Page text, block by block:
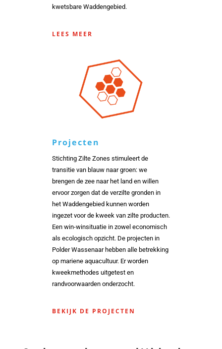
kwetsbare Waddengebied.
LEES MEER
Projecten
Stichting Zilte Zones stimuleert de
transitie van blauw naar groen: we
brengen de zee naar het land en willen
ervoor zorgen dat de verzilte gronden in
het Waddengebied kunnen worden
ingezet voor de kweek van zilte producten.
Een win-winsituatie in zowel economisch
als ecologisch opzicht. De projecten in
Polder Wassenaar hebben alle betrekking
op mariene aquacultuur. Er worden
kweekmethodes uitgetest en
randvoorwaarden onderzocht.
BEKIJK DE PROJECTEN